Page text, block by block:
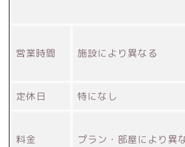
営業時間 施設により異なる
定休日 特になし
料金 プラン・部屋により異